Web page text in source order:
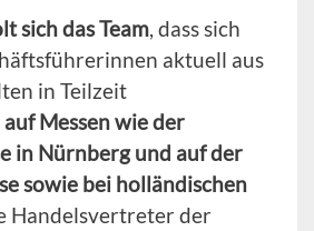
sich das Team, dass sich
aktuell aus
in Teilzeit
auf Messen wie der
in Nürnberg und auf der
sowie bei holländischen
Handelsvertreter der